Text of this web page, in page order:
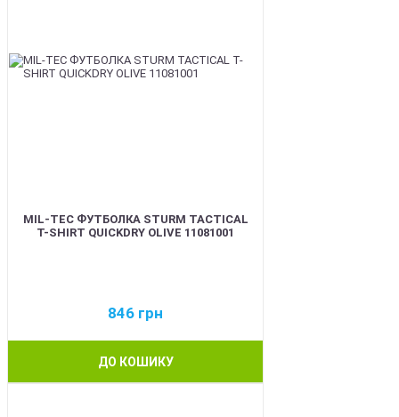
MIL-TEC ФУТБОЛКА STURM TACTICAL
T-SHIRT QUICKDRY OLIVE 11081001
846 грн
ДО КОШИКУ